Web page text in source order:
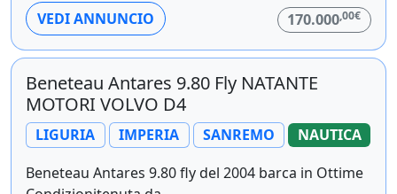
VEDI ANNUNCIO 170.000,00€
Beneteau Antares 9.80 Fly NATANTE
MOTORI VOLVO D4
LIGURIA IMPERIA SANREMO
NAUTICA
Beneteau Antares 9.80 fly del 2004 barca in Ottime